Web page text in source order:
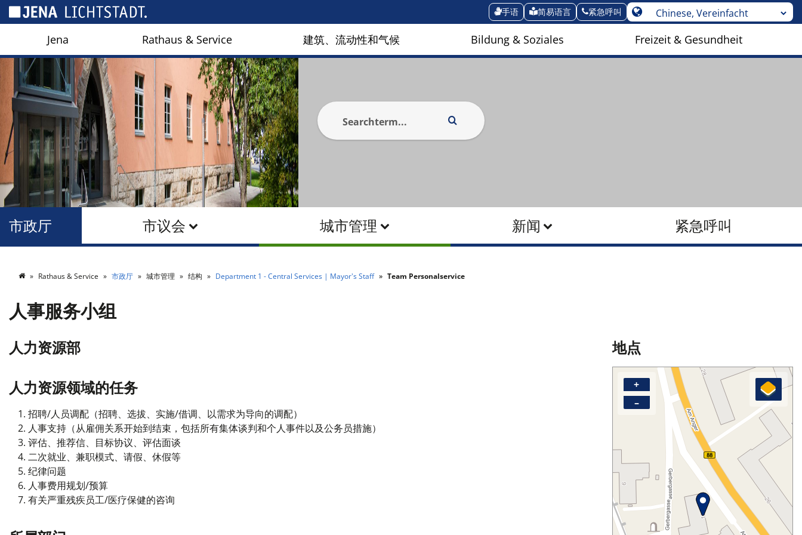
手语 简易语言 紧急呼叫
Jena Rathaus & Service 建筑、流动性和气候 Bildung & Soziales Freizeit & Gesundheit
市议会 城市管理 新闻 紧急呼叫
市政厅
Rathaus & Service 市政厅 城市管理 结构 Department 1 - Central Services | Mayor's Staff Team Personalservice
人事服务小组
人力资源部
人力资源领域的任务
招聘/人员调配（招聘、选拔、实施/借调、以需求为导向的调配）
人事支持（从雇佣关系开始到结束，包括所有集体谈判和个人事件以及公务员措施）
评估、推荐信、目标协议、评估面谈
二次就业、兼职模式、请假、休假等
纪律问题
人事费用规划/预算
有关严重残疾员工/医疗保健的咨询
地点
+
–
Cookies management panel